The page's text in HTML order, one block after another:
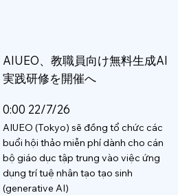
AIUEO、教職員向け無料生成AI
実践研修を開催へ
0:00 22/7/26
AIUEO (Tokyo) sẽ đồng tổ chức các
buổi hội thảo miễn phí dành cho cán
bộ giáo dục tập trung vào việc ứng
dụng trí tuệ nhân tạo tạo sinh
(generative AI)